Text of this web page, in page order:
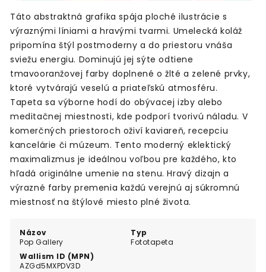
Názov
Pop Gallery
Typ
Fototapeta
Wallism ID (MPN)
AZGd5MXPDV3D
Táto abstraktná grafika spája ploché ilustrácie s
výraznými líniami a hravými tvarmi. Umelecká koláž
pripomína štýl postmoderny a do priestoru vnáša
sviežu energiu. Dominujú jej sýte odtiene
tmavooranžovej farby doplnené o žlté a zelené prvky,
ktoré vytvárajú veselú a priateľskú atmosféru.
Tapeta sa výborne hodí do obývacej izby alebo
meditačnej miestnosti, kde podporí tvorivú náladu. V
komerčných priestoroch oživí kaviareň, recepciu
kancelárie či múzeum. Tento moderný eklektický
maximalizmus je ideálnou voľbou pre každého, kto
hľadá originálne umenie na stenu. Hravý dizajn a
výrazné farby premenia každú verejnú aj súkromnú
miestnosť na štýlové miesto plné života.